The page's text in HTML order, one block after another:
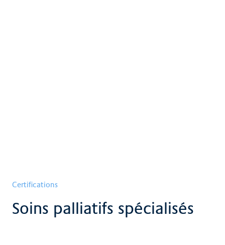
Certifications
Soins palliatifs spécialisés